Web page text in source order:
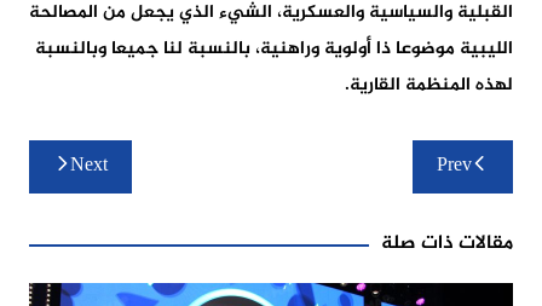
القبلية والسياسية والعسكرية، الشيء الذي يجعل من المصالحة
الليبية موضوعا ذا أولوية وراهنية، بالنسبة لنا جميعا وبالنسبة
لهذه المنظمة القارية.
تصفّح
المقالات
Prev
Next
مقالات ذات صلة